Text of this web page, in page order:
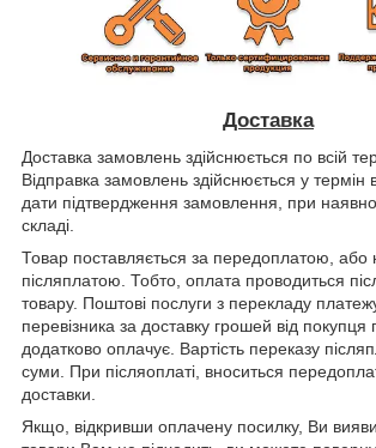
Доставка
Доставка замовлень здійснюється по всій
Відправка замовлень здійснюється у термін
дати підтвердження замовлення, при
складі.
Товар поставляється за передоплатою, або
післяплатою. Тобто, оплата проводиться
товару. Поштові послуги з перекладу
перевізника за доставку грошей від покупця
додатково оплачує. Вартість переказу
суми. При післяоплаті, вноситься
доставки.
Якщо, відкривши оплачену посилку, Ви